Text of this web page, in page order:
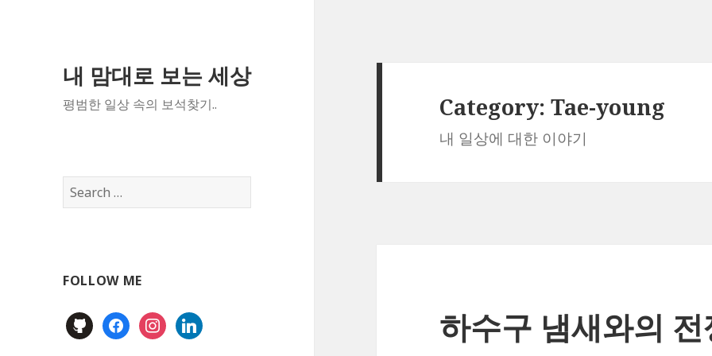
내 맘대로 보는 세상
평범한 일상 속의 보석찾기..
Search
for:
FOLLOW ME
githubfacebookinstagram
linkedin
Category:Tae-young
내 일상에 대한 이야기
하수구 냄새와의